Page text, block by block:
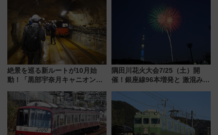
絶景を巡る新ルートが10月始
動！「黒部宇奈月キャニオンル
ジ」がオープン
隅田川花火大会7/25（土）開
催！銀座線96本増発と 激混みの
アクセス攻略法、2万発の花火が
都心の夜に！